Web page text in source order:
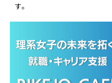
す。